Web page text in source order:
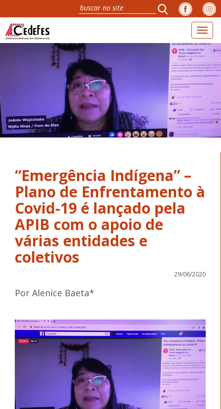
“Emergência Indígena” –
Plano de Enfrentamento à
Covid-19 é lançado pela
APIB com o apoio de
várias entidades e
coletivos
29/06/2020
Por Alenice Baeta*